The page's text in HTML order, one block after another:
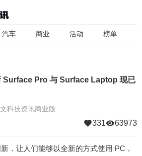
汽车 商业 活动 榜单
Surface Pro 与 Surface Laptop 现已
科技资讯商业版
331 63973
让人们能够以全新的方式使用 PC，